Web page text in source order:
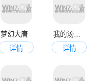
梦幻大唐
详情
详情